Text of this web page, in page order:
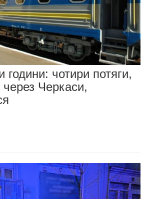
години: чотири потяги,
через Черкаси,